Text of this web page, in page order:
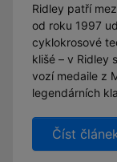
Ridley patří
od roku 1997
cyklokrosové
klišé – v Ridley
vozí medaile z
legendárních
Číst